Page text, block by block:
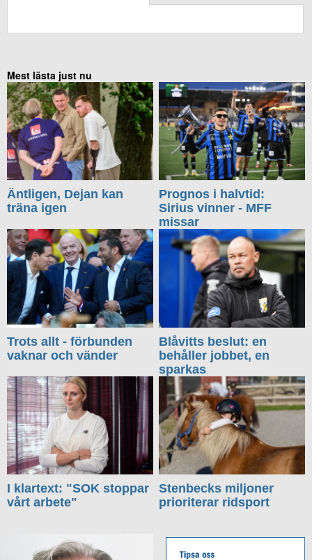
Mest lästa just nu
Äntligen, Dejan kan
träna igen
Prognos i halvtid:
Sirius vinner - MFF
missar
Trots allt - förbunden
vaknar och vänder
Blåvitts beslut: en
behåller jobbet, en
sparkas
I klartext: "SOK stoppar
vårt arbete"
Stenbecks miljoner
prioriterar ridsport